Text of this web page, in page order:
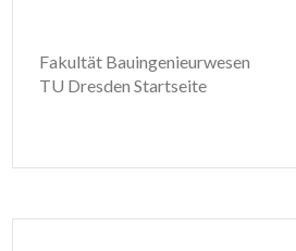
Fakultät Bauingenieurwesen
TU Dresden Startseite